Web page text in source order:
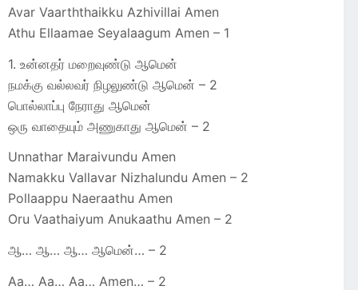
Avar Vaarththaikku Azhivillai Amen
Athu Ellaamae Seyalaagum Amen – 1
1. உன்னதர் மறைவுண்டு ஆமென்
நமக்கு வல்லவர் நிழலுண்டு ஆமென் – 2
பொல்லாப்பு நேராது ஆமென்
ஒரு வாதையும் அணுகாது ஆமென் – 2
Unnathar Maraivundu Amen
Namakku Vallavar Nizhalundu Amen – 2
Pollaappu Naeraathu Amen
Oru Vaathaiyum Anukaathu Amen – 2
ஆ… ஆ… ஆ… ஆமென்… – 2
Aa… Aa… Aa… Amen… – 2